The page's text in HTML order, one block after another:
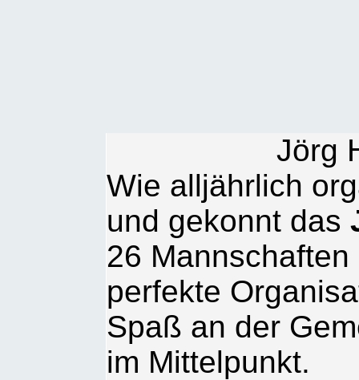
Jörg
Wie alljährlich
und gekonnt das
26
perfekte
Spaß an der
im Mittelpunkt.